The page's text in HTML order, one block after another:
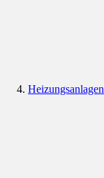
Heizungsanlagen